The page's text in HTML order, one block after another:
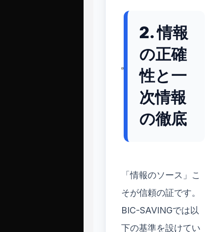
2. 情報
の正確
性と一
次情報
の徹底
「情報のソース」こ
そが信頼の証です。
BIC-SAVINGでは以
下の基準を設けてい